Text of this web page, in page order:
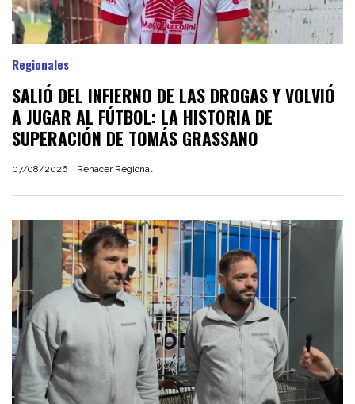
SALIÓ DEL INFIERNO DE LAS DROGAS Y VOLVIÓ
A JUGAR AL FÚTBOL: LA HISTORIA DE
SUPERACIÓN DE TOMÁS GRASSANO
Renacer Regional
Regionales
07/08/2026